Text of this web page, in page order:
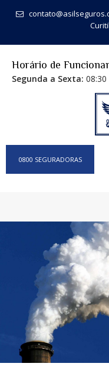
Horário de
Segunda a Sexta: 08:30
0800 SEGURADORAS